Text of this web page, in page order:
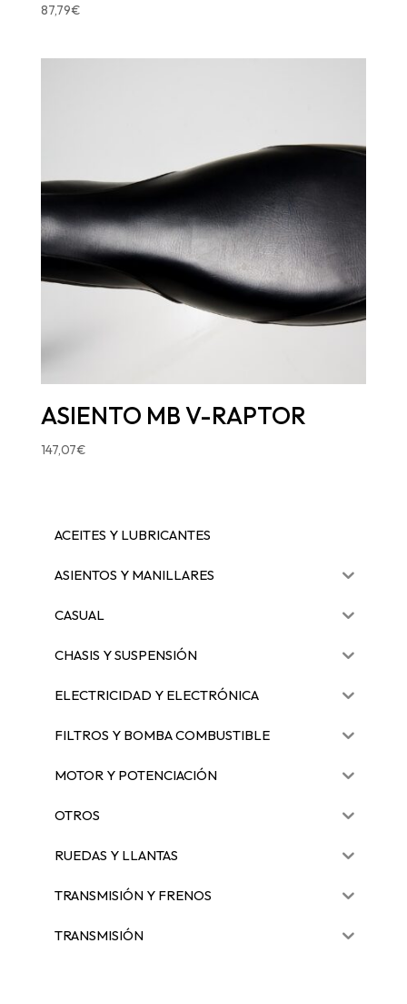
87,79€
ASIENTO MB V-RAPTOR
147,07€
ACEITES Y LUBRICANTES
ASIENTOS Y MANILLARES
CASUAL
CHASIS Y SUSPENSIÓN
ELECTRICIDAD Y ELECTRÓNICA
FILTROS Y BOMBA COMBUSTIBLE
MOTOR Y POTENCIACIÓN
OTROS
RUEDAS Y LLANTAS
TRANSMISIÓN Y FRENOS
TRANSMISIÓN